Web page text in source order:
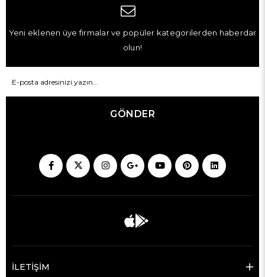
Yeni eklenen üye firmalar ve popüler kategorilerden haberdar
olun!
GÖNDER
İLETİŞİM